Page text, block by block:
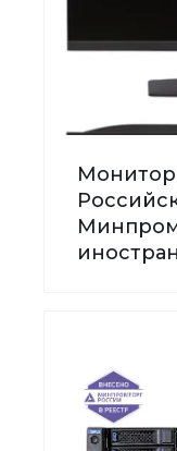
Монитор